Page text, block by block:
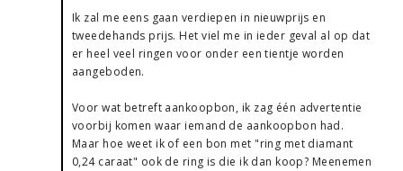
Ik zal me eens gaan verdiepen in nieuwprijs en
tweedehands prijs. Het viel me in ieder geval al op dat
er heel veel ringen voor onder een tientje worden
aangeboden.
Voor wat betreft aankoopbon, ik zag één advertentie
voorbij komen waar iemand de aankoopbon had.
Maar hoe weet ik of een bon met "ring met diamant
0,24 caraat" ook de ring is die ik dan koop? Meenemen